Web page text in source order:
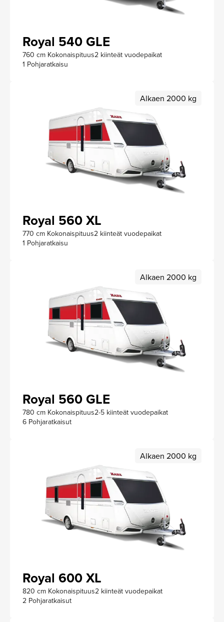
Royal 540 GLE
760 cm Kokonaispituus2 kiinteät vuodepaikat
1 Pohjaratkaisu
Alkaen 2000 kg
Royal 560 XL
770 cm Kokonaispituus2 kiinteät vuodepaikat
1 Pohjaratkaisu
Alkaen 2000 kg
Royal 560 GLE
780 cm Kokonaispituus2-5 kiinteät vuodepaikat
6 Pohjaratkaisut
Alkaen 2000 kg
Royal 600 XL
820 cm Kokonaispituus2 kiinteät vuodepaikat
2 Pohjaratkaisut